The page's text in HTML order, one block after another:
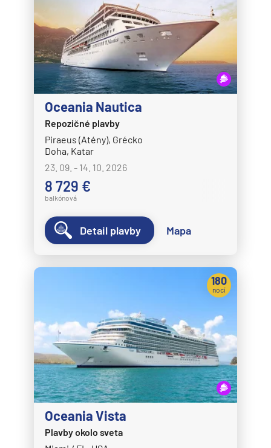
Oceania Nautica
Repozičné plavby
Piraeus (Atény), Grécko
Doha, Katar
23. 09. - 14. 10. 2026
8 729 €
balkónová
Detail plavby Mapa
Oceania Vista
Plavby okolo sveta
180
nocí